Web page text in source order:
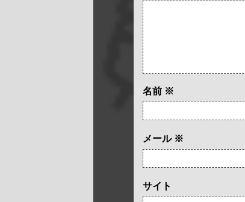
名前 ※
メール ※
サイト